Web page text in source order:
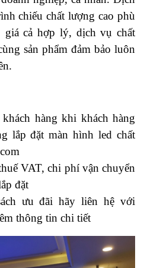
chiếu chất lượng cao phù
cả hợp lý, dịch vụ chất
sản phẩm đảm bảo luôn
hàng khi khách hàng
lắp đặt màn hình led chất
VAT, chi phí vận chuyển
đặt
ưu đãi hãy liên hệ với
thông tin chi tiết